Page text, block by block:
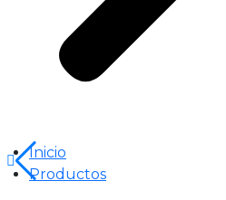
Inicio
Productos